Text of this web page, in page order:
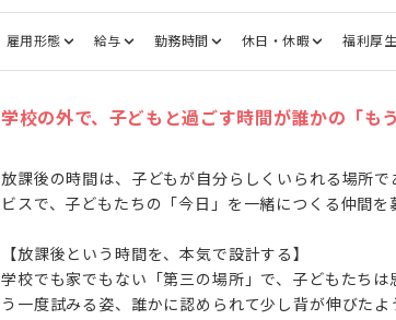
雇用形態 給与 勤務時間 休日・休暇 福利厚生
学校の外で、子どもと過ごす時間が誰かの「も
放課後の時間は、子どもが自分らしくいられる場所
ビスで、子どもたちの「今日」を一緒につくる仲間を
【放課後という時間を、本気で設計する】
学校でも家でもない「第三の場所」で、子どもたち
う一度試みる姿、誰かに認められて少し背が伸びた